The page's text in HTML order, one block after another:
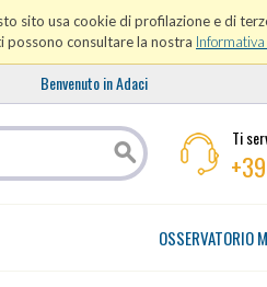
sito usa cookie di profilazione e di
possono consultare la nostra
Benvenuto in Adaci
Ti
OSSERVATORIO